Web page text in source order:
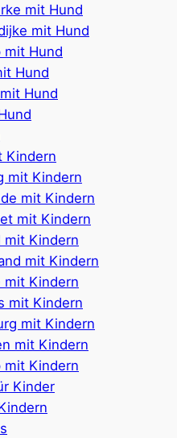
mit Hund
mit Hund
mit Hund
Hund
Hund
Kindern
mit Kindern
mit Kindern
mit Kindern
mit Kindern
mit Kindern
mit Kindern
mit Kindern
mit Kindern
mit Kindern
mit Kindern
Kinder
in den
in
Middelburg bieten
wie
Villenund modernen
stehen Optionen
Verfügung, wodurch
oder größere
finden. Viele
(meist
) während andere – wie
bewusst haustierfrei
Standorte bieten
in den Dünen,
Flair von Zeeland
In den
finden Sie bestimmt
Ihren Wünschen